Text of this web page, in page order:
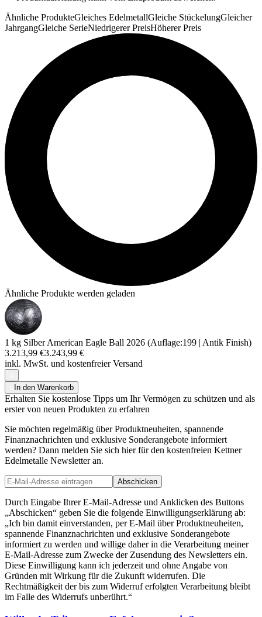
Ähnliche ProdukteGleiches EdelmetallGleiche StückelungGleicher
JahrgangGleiche SerieNiedrigerer PreisHöherer Preis
Ähnliche Produkte werden geladen
1 kg Silber American Eagle Ball 2026 (Auflage:199 | Antik Finish)
3.213,99 €3.243,99 €
inkl. MwSt. und kostenfreier Versand
In den Warenkorb
Erhalten Sie kostenlose Tipps um Ihr Vermögen zu schützen und als
erster von neuen Produkten zu erfahren
Sie möchten regelmäßig über Produktneuheiten, spannende
Finanznachrichten und exklusive Sonderangebote informiert
werden? Dann melden Sie sich hier für den kostenfreien Kettner
Edelmetalle Newsletter an.
Abschicken
Durch Eingabe Ihrer E-Mail-Adresse und Anklicken des Buttons
„Abschicken“ geben Sie die folgende Einwilligungserklärung ab:
„Ich bin damit einverstanden, per E-Mail über Produktneuheiten,
spannende Finanznachrichten und exklusive Sonderangebote
informiert zu werden und willige daher in die Verarbeitung meiner
E-Mail-Adresse zum Zwecke der Zusendung des Newsletters ein.
Diese Einwilligung kann ich jederzeit und ohne Angabe von
Gründen mit Wirkung für die Zukunft widerrufen. Die
Rechtmäßigkeit der bis zum Widerruf erfolgten Verarbeitung bleibt
im Falle des Widerrufs unberührt.“